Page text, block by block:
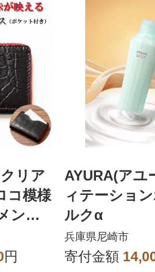
リア
コ模様
ンズ
円
AYURA(アユ
ィテーショ
ルクα
兵庫県尼崎市
寄付金額